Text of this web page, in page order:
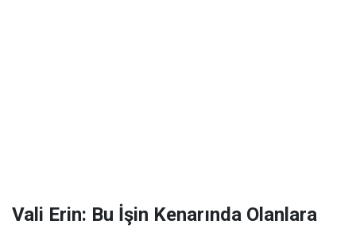
Vali Erin: Bu İşin Kenarında Olanlara